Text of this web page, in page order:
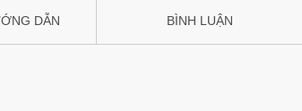
DẪN BÌNH LUẬN